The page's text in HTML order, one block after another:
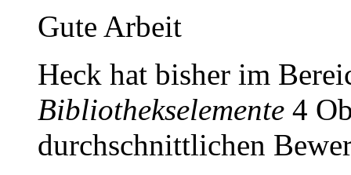
Gute Arbeit
Heck hat bisher im
Bibliothekselemente 4
durchschnittlichen